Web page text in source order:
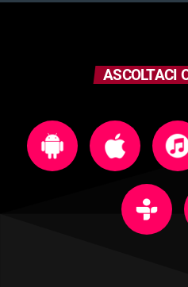
ASCOLTACI